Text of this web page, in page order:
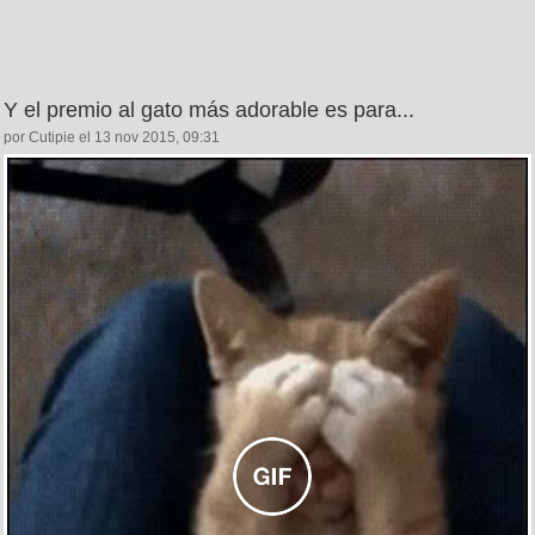
Y el premio al gato más adorable es para...
por Cutipie el 13 nov 2015, 09:31